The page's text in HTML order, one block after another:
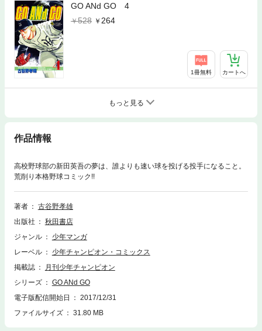
GO ANd GO 4
528
264
1冊無料 カートへ
もっと見る
作品情報
高校野球部の新田英吾の夢は、誰よりも速い球を投げる投手になること。
荒削り本格野球コミック!!
著者
古谷野孝雄
出版社
秋田書店
ジャンル
少年マンガ
レーベル
少年チャンピオン・コミックス
掲載誌
月刊少年チャンピオン
シリーズ
GO ANd GO
電子版配信開始日
2017/12/31
ファイルサイズ
31.80 MB